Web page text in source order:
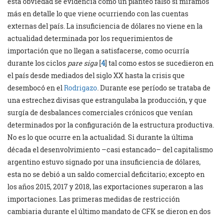
más en detalle lo que viene ocurriendo con las cuentas
externas del país. La insuficiencia de dólares no viene en la
actualidad determinada por los requerimientos de
importación que no llegan a satisfacerse, como ocurría
durante los ciclos pare siga [4] tal como estos se sucedieron en
el país desde mediados del siglo XX hasta la crisis que
desembocó en el Rodrigazo . Durante ese período se trataba de
una estrechez divisas que estrangulaba la producción, y que
surgía de desbalances comerciales crónicos que venían
determinados por la configuración de la estructura productiva.
No es lo que ocurre en la actualidad. Si durante la última
década el desenvolvimiento –casi estancado– del capitalismo
argentino estuvo signado por una insuficiencia de dólares,
esta no se debió a un saldo comercial deficitario; excepto en
los años 2015, 2017 y 2018, las exportaciones superaron a las
importaciones. Las primeras medidas de restricción
cambiaria durante el último mandato de CFK se dieron en dos